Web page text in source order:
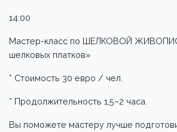
14:00
Мастер-класс по ШЕЛКОВОЙ
шелковых платков»
* Стоимость 30 евро / чел.
* Продолжительность 1,5–2 часа.
Вы поможете мастеру лучше